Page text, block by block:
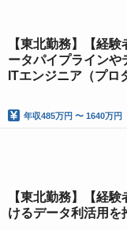
【東北勤務】【経
ータパイプラインや
ITエンジニア（プロ
年収485万円 〜 1640万円
【東北勤務】【経
けるデータ利活用を